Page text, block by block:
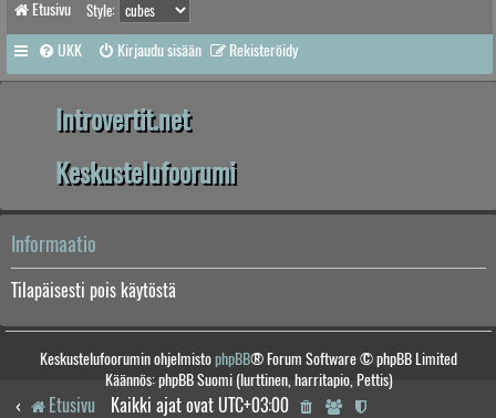
Etusivu Style:
UKK Kirjaudu sisään Rekisteröidy
Introvertit.net
Keskustelufoorumi
Informaatio
Tilapäisesti pois käytöstä
Keskustelufoorumin ohjelmistophpBB® Forum Software © phpBB Limited
Käännös: phpBB Suomi (lurttinen, harritapio, Pettis)
Etusivu Kaikki ajat ovat UTC+03:00